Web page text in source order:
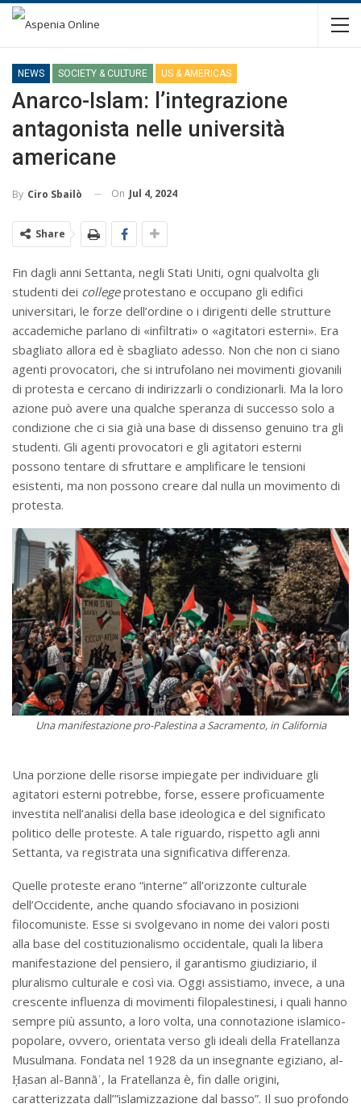
NEWS SOCIETY & CULTURE US & AMERICAS
Anarco-Islam: l’integrazione
antagonista nelle università
americane
By Ciro Sbailò On Jul 4, 2024
Share
Fin dagli anni Settanta, negli Stati Uniti, ogni qualvolta gli
studenti dei collegeprotestano e occupano gli edifici
universitari, le forze dell’ordine o i dirigenti delle strutture
accademiche parlano di «infiltrati» o «agitatori esterni». Era
sbagliato allora ed è sbagliato adesso. Non che non ci siano
agenti provocatori, che si intrufolano nei movimenti giovanili
di protesta e cercano di indirizzarli o condizionarli. Ma la loro
azione può avere una qualche speranza di successo solo a
condizione che ci sia già una base di dissenso genuino tra gli
studenti. Gli agenti provocatori e gli agitatori esterni
possono tentare di sfruttare e amplificare le tensioni
esistenti, ma non possono creare dal nulla un movimento di
protesta.
Una manifestazione pro-Palestina a Sacramento, in California
Una porzione delle risorse impiegate per individuare gli
agitatori esterni potrebbe, forse, essere proficuamente
investita nell’analisi della base ideologica e del significato
politico delle proteste. A tale riguardo, rispetto agli anni
Settanta, va registrata una significativa differenza.
Quelle proteste erano “interne” all’orizzonte culturale
dell’Occidente, anche quando sfociavano in posizioni
filocomuniste. Esse si svolgevano in nome dei valori posti
alla base del costituzionalismo occidentale, quali la libera
manifestazione del pensiero, il garantismo giudiziario, il
pluralismo culturale e così via. Oggi assistiamo, invece, a una
crescente influenza di movimenti filopalestinesi, i quali hanno
sempre più assunto, a loro volta, una connotazione islamico-
popolare, ovvero, orientata verso gli ideali della Fratellanza
Musulmana. Fondata nel 1928 da un insegnante egiziano, al-
Ḥasan al-Bannāʾ, la Fratellanza è, fin dalle origini,
caratterizzata dall’”islamizzazione dal basso”. Il suo profondo